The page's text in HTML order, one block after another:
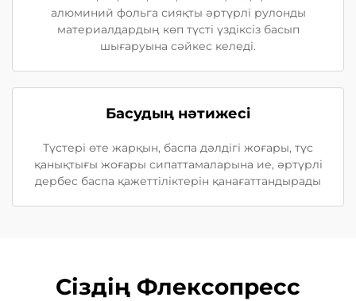
алюминий фольга сияқты әртүрлі рулонды
материалдардың көп түсті үздіксіз басып
шығаруына сәйкес келеді.
Басудың нәтижесі
Түстері өте жарқын, баспа дәлдігі жоғары, түс
қанықтығы жоғары сипаттамаларына ие, әртүрлі
дербес баспа қажеттіліктерін қанағаттандырады
Сіздің Флексопресс